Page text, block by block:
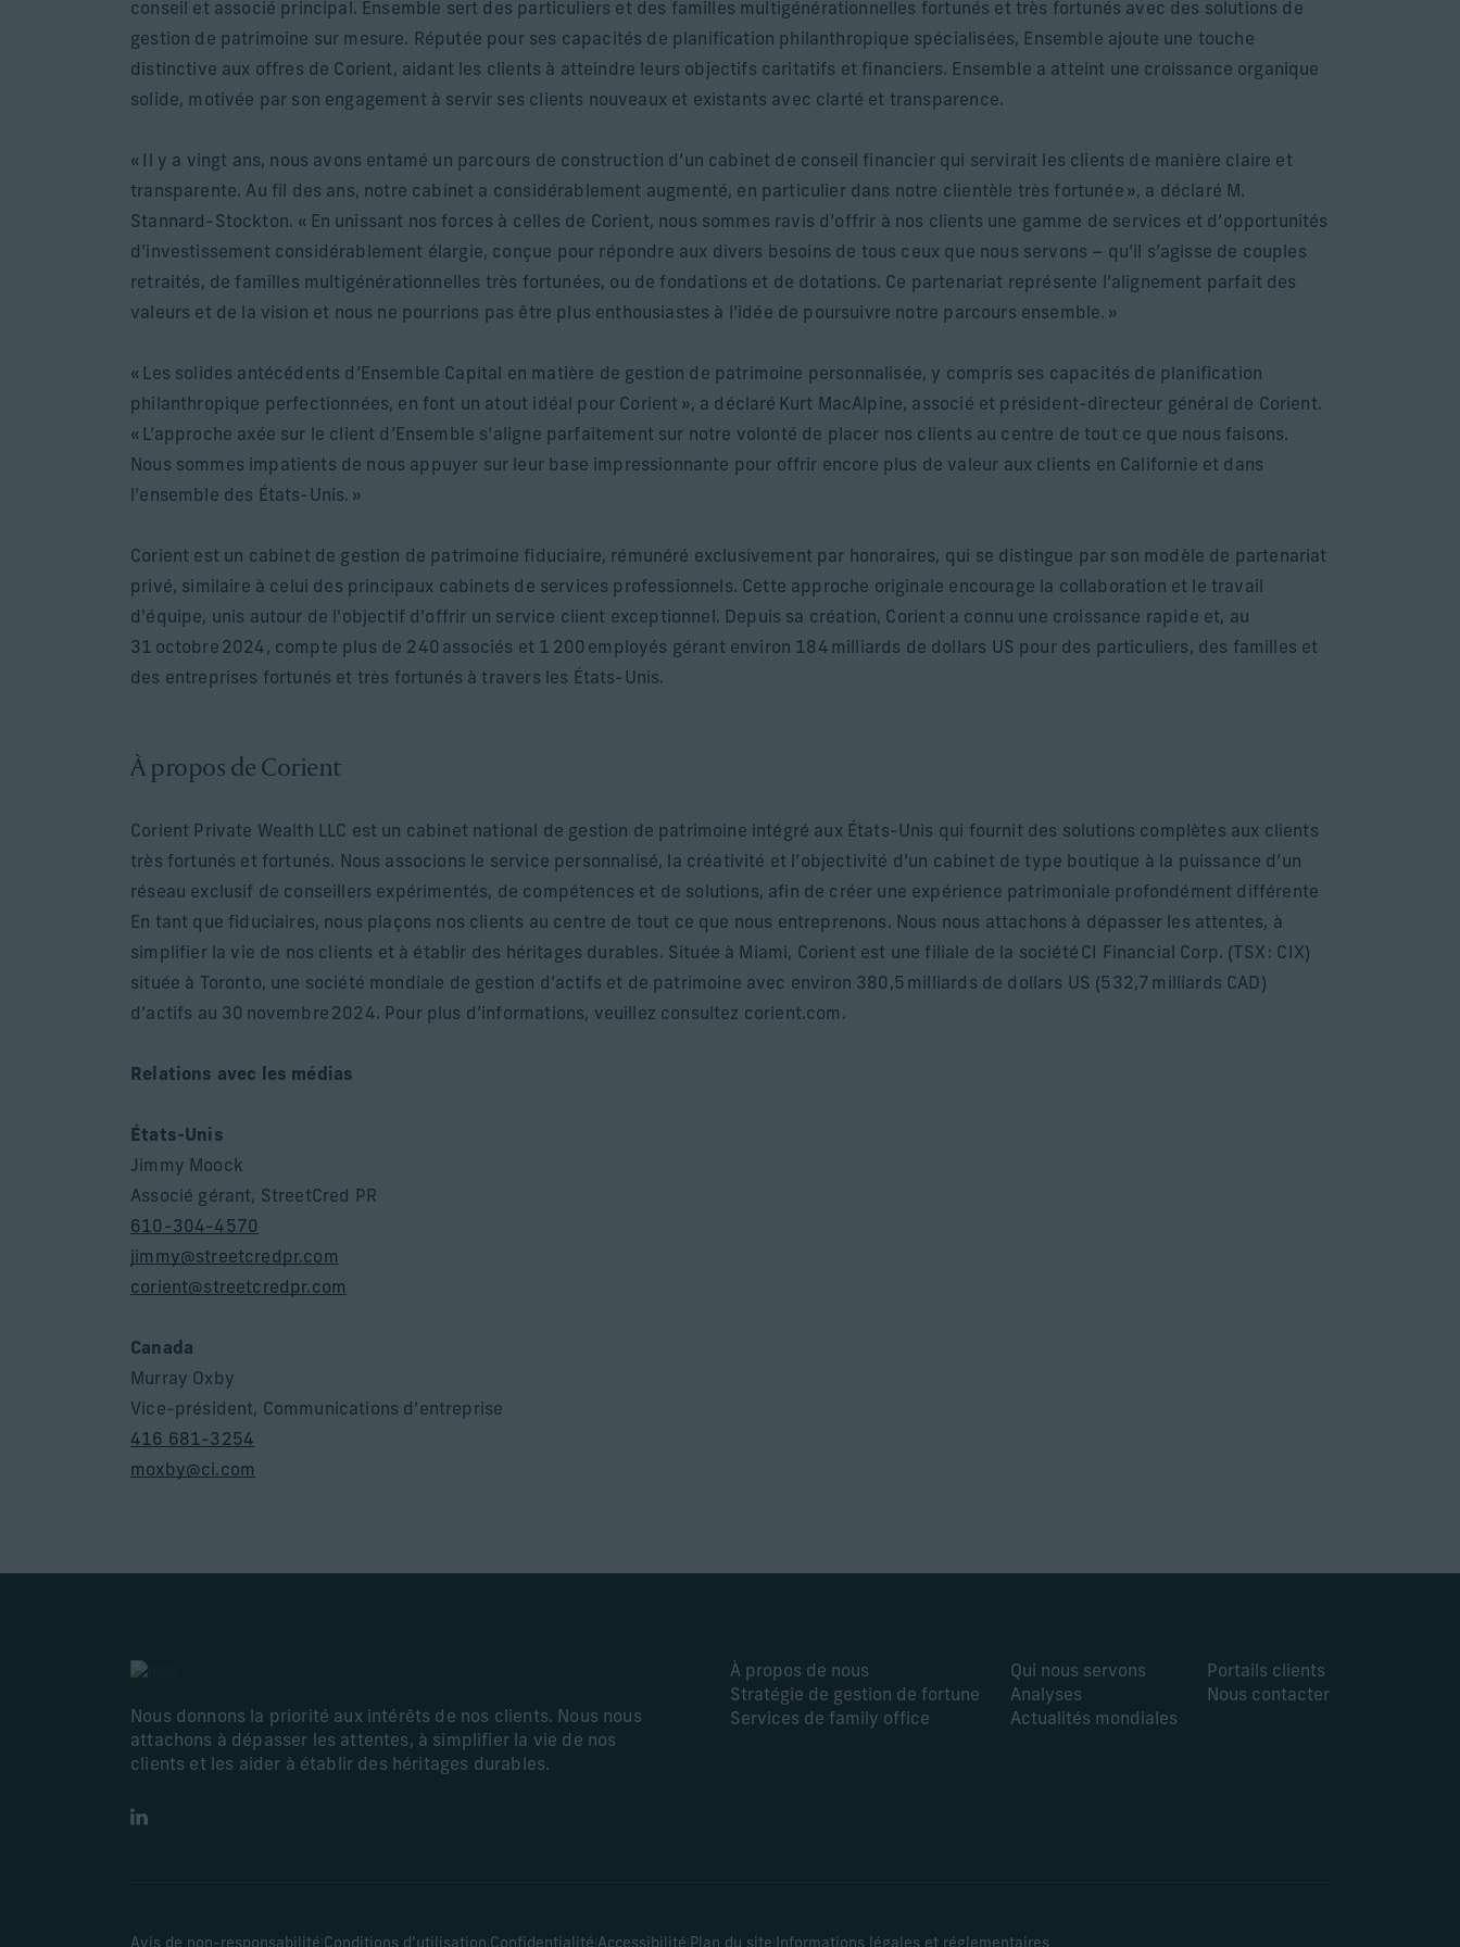
conseil et associé principal. Ensemble sert des particuliers et des familles multigénérationnelles fortunés et très fortunés avec des solutions de
gestion de patrimoine sur mesure. Réputée pour ses capacités de planification philanthropique spécialisées, Ensemble ajoute une touche
distinctive aux offres de Corient, aidant les clients à atteindre leurs objectifs caritatifs et financiers. Ensemble a atteint une croissance organique
solide, motivée par son engagement à servir ses clients nouveaux et existants avec clarté et transparence.
« Il y a vingt ans, nous avons entamé un parcours de construction d’un cabinet de conseil financier qui servirait les clients de manière claire et
transparente. Au fil des ans, notre cabinet a considérablement augmenté, en particulier dans notre clientèle très fortunée », a déclaré M.
Stannard-Stockton. « En unissant nos forces à celles de Corient, nous sommes ravis d’offrir à nos clients une gamme de services et d’opportunités
d’investissement considérablement élargie, conçue pour répondre aux divers besoins de tous ceux que nous servons – qu’il s’agisse de couples
retraités, de familles multigénérationnelles très fortunées, ou de fondations et de dotations. Ce partenariat représente l’alignement parfait des
valeurs et de la vision et nous ne pourrions pas être plus enthousiastes à l’idée de poursuivre notre parcours ensemble. »
« Les solides antécédents d’Ensemble Capital en matière de gestion de patrimoine personnalisée, y compris ses capacités de planification
philanthropique perfectionnées, en font un atout idéal pour Corient », a déclaré Kurt MacAlpine, associé et président-directeur général de Corient.
« L’approche axée sur le client d’Ensemble s’aligne parfaitement sur notre volonté de placer nos clients au centre de tout ce que nous faisons.
Nous sommes impatients de nous appuyer sur leur base impressionnante pour offrir encore plus de valeur aux clients en Californie et dans
l’ensemble des États-Unis. »
Corient est un cabinet de gestion de patrimoine fiduciaire, rémunéré exclusivement par honoraires, qui se distingue par son modèle de partenariat
privé, similaire à celui des principaux cabinets de services professionnels. Cette approche originale encourage la collaboration et le travail
d'équipe, unis autour de l'objectif d'offrir un service client exceptionnel. Depuis sa création, Corient a connu une croissance rapide et, au
31 octobre 2024, compte plus de 240 associés et 1 200 employés gérant environ 184 milliards de dollars US pour des particuliers, des familles et
des entreprises fortunés et très fortunés à travers les États-Unis.
À propos de Corient
Corient Private Wealth LLC est un cabinet national de gestion de patrimoine intégré aux États-Unis qui fournit des solutions complètes aux clients
très fortunés et fortunés. Nous associons le service personnalisé, la créativité et l’objectivité d’un cabinet de type boutique à la puissance d’un
réseau exclusif de conseillers expérimentés, de compétences et de solutions, afin de créer une expérience patrimoniale profondément différente
En tant que fiduciaires, nous plaçons nos clients au centre de tout ce que nous entreprenons. Nous nous attachons à dépasser les attentes, à
simplifier la vie de nos clients et à établir des héritages durables. Située à Miami, Corient est une filiale de la société CI Financial Corp. (TSX : CIX)
située à Toronto, une société mondiale de gestion d’actifs et de patrimoine avec environ 380,5 milliards de dollars US (532,7 milliards CAD)
d’actifs au 30 novembre 2024. Pour plus d’informations, veuillez consultez corient.com.
Relations avec les médias
États-Unis
Jimmy Moock
Associé gérant, StreetCred PR
610-304-4570
jimmy@streetcredpr.com
corient@streetcredpr.com
Canada
Murray Oxby
Vice-président, Communications d’entreprise
416 681-3254
moxby@ci.com
Nous donnons la priorité aux intérêts de nos clients. Nous nous
attachons à dépasser les attentes, à simplifier la vie de nos
clients et les aider à établir des héritages durables.
LinkedIn
À propos de nous
Stratégie de gestion de fortune
Services de family office
Qui nous servons
Analyses
Actualités mondiales
Portails clients
Nous contacter
Avis de non-responsabilité Conditions d’utilisation Confidentialité Accessibilité Plan du site Informations légales et réglementaires